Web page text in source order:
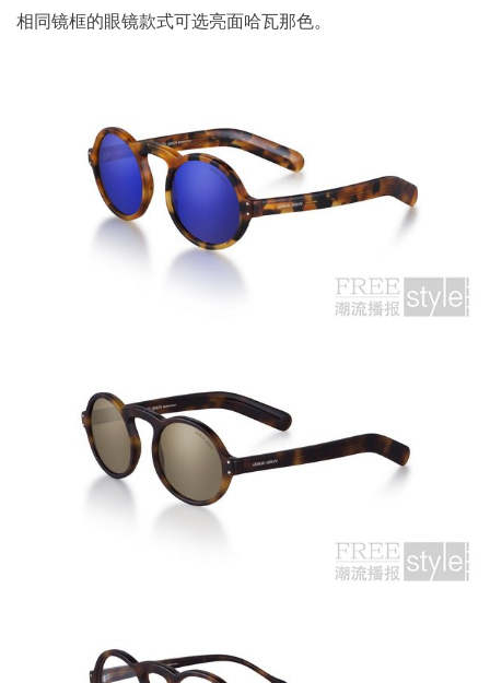
相同镜框的眼镜款式可选亮面哈瓦那色。